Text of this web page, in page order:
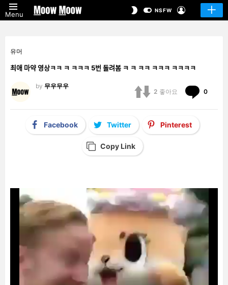
Menu
SWITCHNSFW
유머
최애 마약 영상ㅋㅋ ㅋ ㅋㅋㅋ 5번 돌려봄 ㅋ ㅋ ㅋㅋ ㅋㅋㅋ ㅋㅋㅋㅋ
by 무우무우
2 좋아요 0
Facebook Twitter Pinterest
Copy Link